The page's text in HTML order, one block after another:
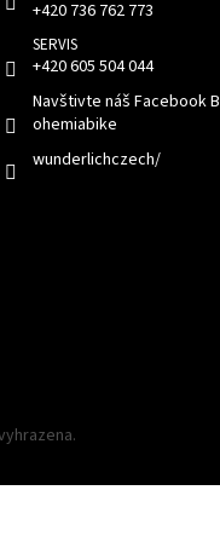
+420 736 762 773
+420 605 504 044
Navštivte náš Facebook B
ohemiabike
wunderlichczech/